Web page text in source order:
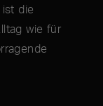
die
wie für